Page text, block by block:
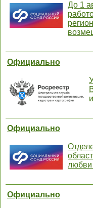
До 1
Официально
Официально
любви
Официально